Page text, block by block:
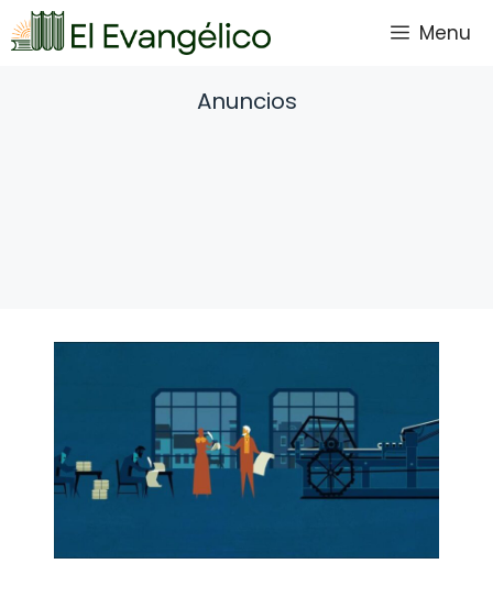
Saltar
al
Menu
Anuncios